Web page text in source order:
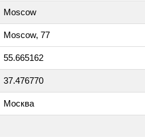
Moscow
Moscow, 77
55.665162
37.476770
Москва